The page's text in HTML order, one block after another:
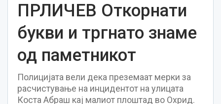
ПРЛИЧЕВ Откорнати
букви и тргнато знаме
од паметникот
Полицијата вели дека преземаат мерки за
расчистување на инцидентот на улицата
Коста Абраш кај малиот плоштад во Охрид.